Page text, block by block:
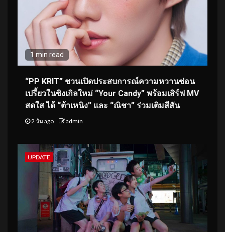
1 min read
“PP KRIT” ชวนเปิดประสบการณ์ความหวานซ่อน
เปรี้ยวในซิงเกิลใหม่ “Your Candy” พร้อมเสิร์ฟ MV
สดใส ได้ “ต้าเหนิง” และ “ณิชา” ร่วมเติมสีสัน
2 วัน ago admin
UPDATE